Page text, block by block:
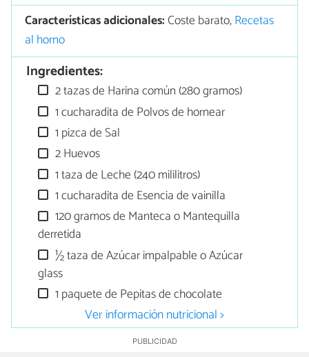
Características adicionales:Coste barato,Recetas
al horno
Ingredientes:
2 tazas de Harina común (280 gramos)
1 cucharadita de Polvos de hornear
1 pizca de Sal
2 Huevos
1 taza de Leche (240 mililitros)
1 cucharadita de Esencia de vainilla
120 gramos de Manteca o Mantequilla
derretida
½ taza de Azúcar impalpable o Azúcar
glass
1 paquete de Pepitas de chocolate
Ver información nutricional >